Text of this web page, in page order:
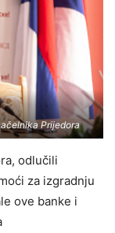
Prijedora
odlučili
za izgradnju
ove banke i